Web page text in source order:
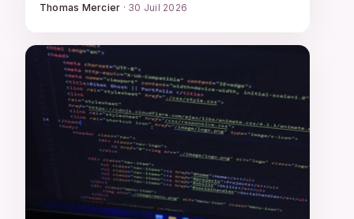
Thomas Mercier · 30 Juil 2026